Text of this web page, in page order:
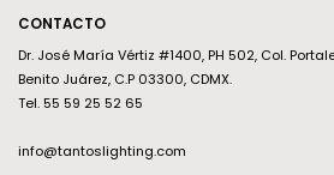
CONTACTO
Dr. José María Vértiz #1400, PH 502, Col.
Benito Juárez, C.P 03300, CDMX.
Tel. 55 59 25 52 65
info@tantoslighting.com